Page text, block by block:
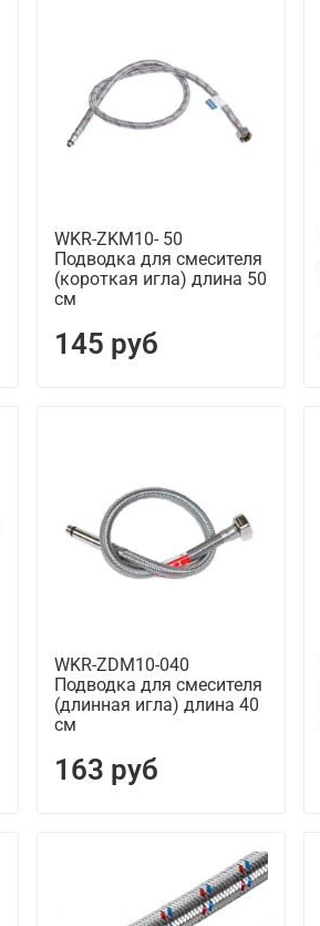
WKR-ZKM10- 50
Подводка для смесителя
(короткая игла) длина 50
см
145 руб
WKR-ZDM10-040
Подводка для смесителя
(длинная игла) длина 40
см
163 руб